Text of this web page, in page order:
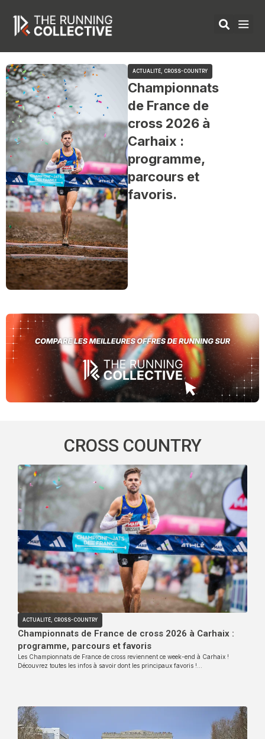
contenu
ACTUALITÉ CROSS-COUNTRY
Championnats
de France de
cross 2026 à
Carhaix :
programme,
parcours et
favoris.
CROSS COUNTRY
ACTUALITÉ CROSS-COUNTRY
Championnats de France de cross 2026 à Carhaix :
programme, parcours et favoris
Les Championnats de France de cross reviennent ce week-end à Carhaix !
Découvrez toutes les infos à savoir dont les principaux favoris !…